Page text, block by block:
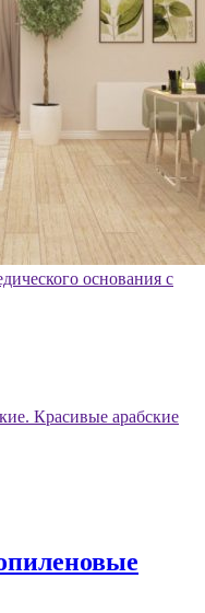
основания с
Красивые арабские